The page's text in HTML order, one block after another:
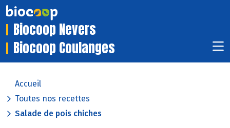
Biocoop Nevers
Biocoop Coulanges
Accueil
Toutes nos recettes
Salade de pois chiches